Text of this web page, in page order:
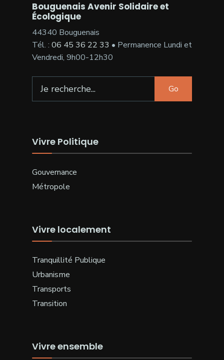
Bouguenais Avenir Solidaire et
Écologique
44340 Bouguenais
Tél. : 06 45 36 22 33 • Permanence Lundi et
Vendredi, 9h00-12h30
Go
Vivre Politique
Gouvernance
Métropole
Vivre localement
Tranquillité Publique
Urbanisme
Transports
Transition
Vivre ensemble